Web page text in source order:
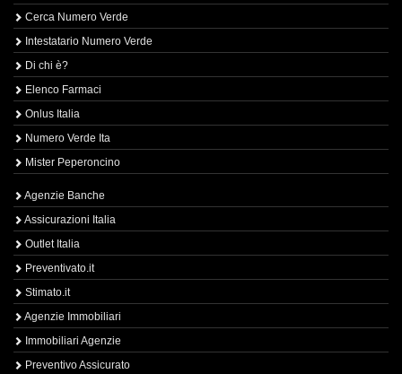
Cerca Numero Verde
Intestatario Numero Verde
Di chi è?
Elenco Farmaci
Onlus Italia
Numero Verde Ita
Mister Peperoncino
Agenzie Banche
Assicurazioni Italia
Outlet Italia
Preventivato.it
Stimato.it
Agenzie Immobiliari
Immobiliari Agenzie
Preventivo Assicurato